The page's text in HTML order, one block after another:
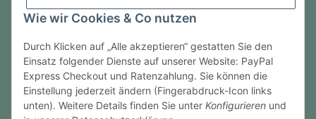
Wie wir Cookies & Co nutzen
Durch Klicken auf „Alle akzeptieren“ gestatten Sie den
Einsatz folgender Dienste auf unserer Website: PayPal
Express Checkout und Ratenzahlung. Sie können die
Einstellung jederzeit ändern (Fingerabdruck-Icon links
unten). Weitere Details finden Sie unter Konfigurieren und
Gesetzliche Informationen
Vertrag widerrufen